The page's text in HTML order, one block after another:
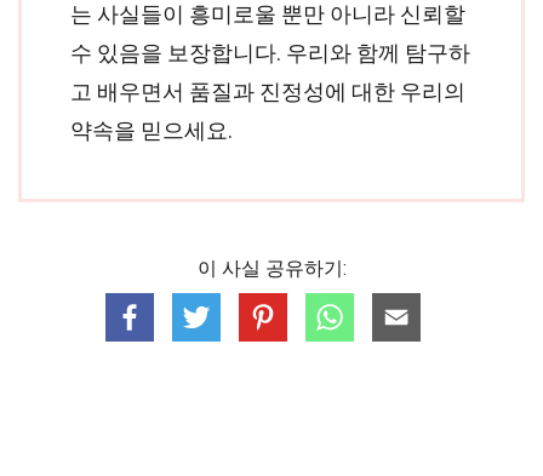
는 사실들이 흥미로울 뿐만 아니라 신뢰할
수 있음을 보장합니다. 우리와 함께 탐구하
고 배우면서 품질과 진정성에 대한 우리의
약속을 믿으세요.
이 사실 공유하기: